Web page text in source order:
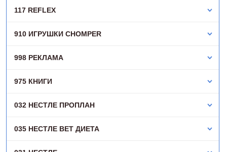
117 REFLEX
910 ИГРУШКИ CHOMPER
998 РЕКЛАМА
975 КНИГИ
032 НЕСТЛЕ ПРОПЛАН
035 НЕСТЛЕ ВЕТ ДИЕТА